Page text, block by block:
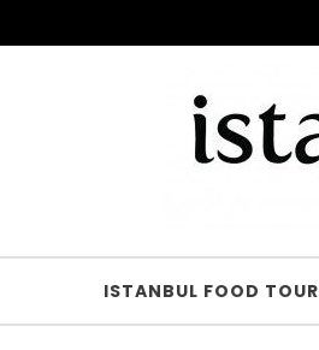
ISTANBUL FOOD TOUR